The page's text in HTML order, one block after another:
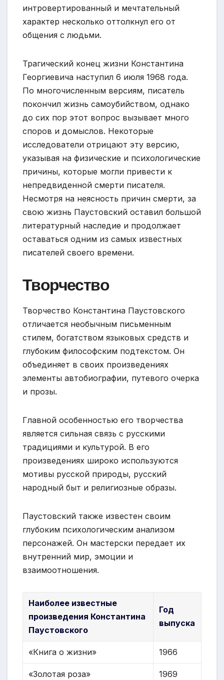
интровертированный и мечтательный
характер несколько оттолкнул его от
общения с людьми.
Трагический конец жизни Константина
Георгиевича наступил 6 июля 1968 года.
По многочисленным версиям, писатель
покончил жизнь самоубийством, однако
до сих пор этот вопрос вызывает много
споров и домыслов. Некоторые
исследователи отрицают эту версию,
указывая на физические и психологические
причины, которые могли привести к
непредвиденной смерти писателя.
Несмотря на неясность причин смерти, за
свою жизнь Паустовский оставил большой
литературный наследие и продолжает
оставаться одним из самых известных
писателей своего времени.
Творчество
Творчество Константина Паустовского
отличается необычным письменным
стилем, богатством языковых средств и
глубоким философским подтекстом. Он
объединяет в своих произведениях
элементы автобиографии, путевого очерка
и прозы.
Главной особенностью его творчества
является сильная связь с русскими
традициями и культурой. В его
произведениях широко используются
мотивы русской природы, русский
народный быт и религиозные образы.
Паустовский также известен своим
глубоким психологическим анализом
персонажей. Он мастерски передает их
внутренний мир, эмоции и
взаимоотношения.
Наиболее известные
произведения Константина
Паустовского
Год
выпуска
«Книга о жизни» 1966
«Золотая роза» 1969